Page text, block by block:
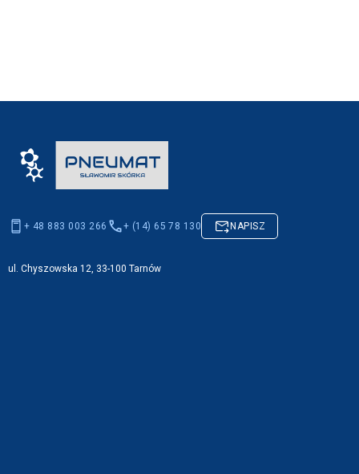
+ 48 883 003 266 + (14) 65 78 130 NAPISZ
ul. Chyszowska 12, 33-100 Tarnów